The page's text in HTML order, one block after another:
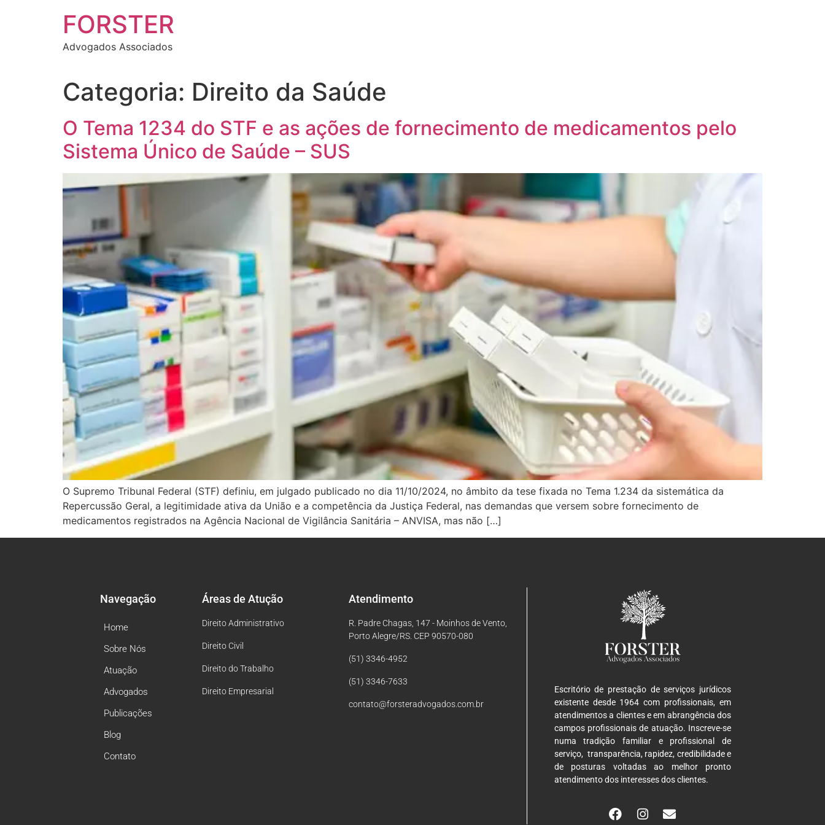
FORSTER
Advogados Associados
Categoria: Direito da Saúde
O Tema 1234 do STF e as ações de fornecimento de medicamentos pelo
Sistema Único de Saúde – SUS
O Supremo Tribunal Federal (STF) definiu, em julgado publicado no dia 11/10/2024, no âmbito da tese fixada no Tema 1.234 da sistemática da
Repercussão Geral, a legitimidade ativa da União e a competência da Justiça Federal, nas demandas que versem sobre fornecimento de
medicamentos registrados na Agência Nacional de Vigilância Sanitária – ANVISA, mas não […]
Navegação
Home
Sobre Nós
Atuação
Advogados
Publicações
Blog
Contato
Áreas de Atução
Direito Administrativo
Direito Civil
Direito do Trabalho
Direito Empresarial
Atendimento
R. Padre Chagas, 147 - Moinhos de Vento,
Porto Alegre/RS. CEP 90570-080
(51) 3346-4952
(51) 3346-7633
contato@forsteradvogados.com.br
Escritório de prestação de serviços jurídicos
existente desde 1964 com profissionais, em
atendimentos a clientes e em abrangência dos
campos profissionais de atuação. Inscreve-se
numa tradição familiar e profissional de
serviço, transparência, rapidez, credibilidade e
de posturas voltadas ao melhor pronto
atendimento dos interesses dos clientes.